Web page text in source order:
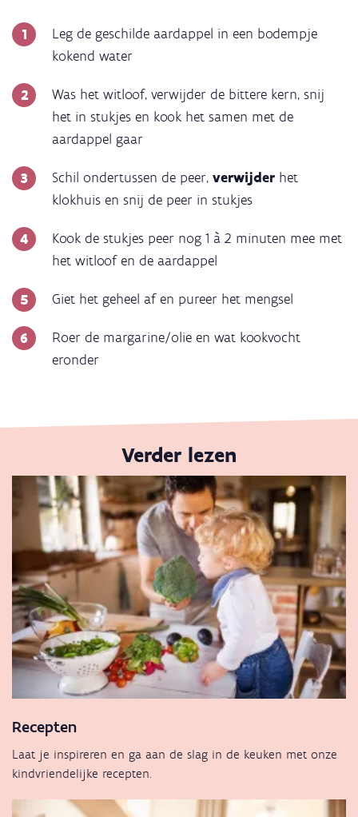
Leg de geschilde aardappel in een bodempje
kokend water
Was het witloof, verwijder de bittere kern, snij
het in stukjes en kook het samen met de
aardappel gaar
Schil ondertussen de peer, verwijder het
klokhuis en snij de peer in stukjes
Kook de stukjes peer nog 1 à 2 minuten mee met
het witloof en de aardappel
Giet het geheel af en pureer het mengsel
Roer de margarine/olie en wat kookvocht
eronder
Verder lezen
Recepten
Laat je inspireren en ga aan de slag in de keuken met onze
kindvriendelijke recepten.